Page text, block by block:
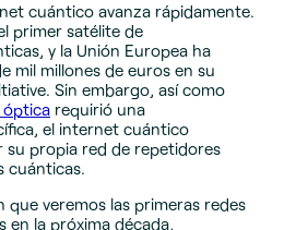
cuántico avanza rápidamente.
primer satélite de
y la Unión Europea ha
mil millones de euros en su
Sin embargo, así como
óptica requirió una
el internet cuántico
su propia red de repetidores
cuánticas.
que veremos las primeras redes
en la próxima década,